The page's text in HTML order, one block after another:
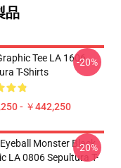
品
Tee LA 1606
T-Shirts
- ￥442,250
-20%
Monster Black
LA 0806 Sepultura T-
-20%